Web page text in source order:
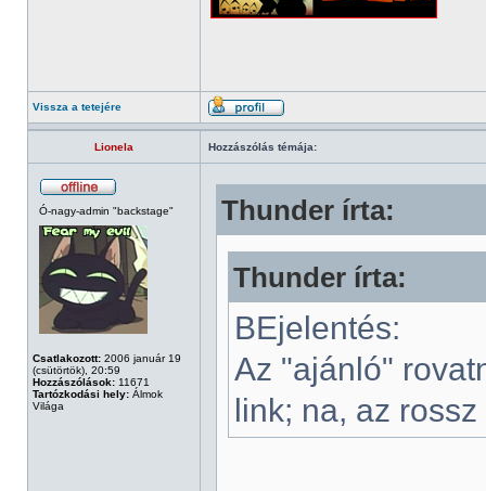
Vissza a tetejére
Lionela Hozzászólás témája:
Ó-nagy-admin "backstage"
Csatlakozott: 2006 január 19
(csütörtök), 20:59
Hozzászólások: 11671
Tartózkodási hely: Álmok
Világa
Thunder írta:
Thunder írta:
BEjelentés:
Az "ajánló"
link; na, az rossz